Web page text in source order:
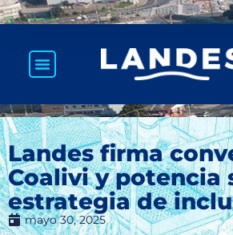
Landes firma
Coalivi y potencia
estrategia de
mayo 30, 2025